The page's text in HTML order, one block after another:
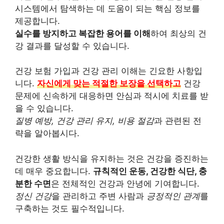
시스템에서 탐색하는 데 도움이 되는 핵심 정보를
제공합니다.
실수를 방지하고 복잡한 용어를 이해하여 최상의 건
강 결과를 달성할 수 있습니다.
건강 보험 가입과 건강 관리 이해는 긴요한 사항입
니다. 자신에게 맞는 적절한 보장을 선택하고 건강
문제에 신속하게 대응하면 안심과 적시에 치료를 받
을 수 있습니다.
질병 예방, 건강 관리 유지, 비용 절감과 관련된 전
략을 알아봅시다.
건강한 생활 방식을 유지하는 것은 건강을 증진하는
데 매우 중요합니다. 규칙적인 운동, 건강한 식단, 충
분한 수면은 전체적인 건강과 안녕에 기여합니다.
정신 건강을 관리하고 주변 사람과 긍정적인 관계를
구축하는 것도 필수적입니다.